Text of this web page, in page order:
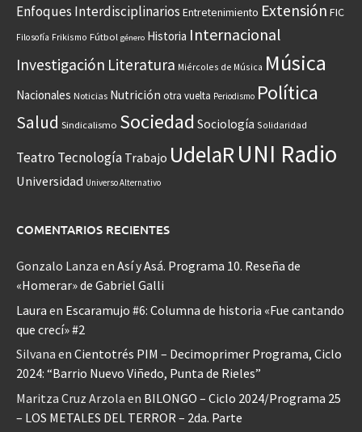
Enfoques Interdisciplinarios Entretenimiento Extensión FIC
Filosofía Frikismo Fútbol género Historia Internacional
Investigación Literatura Miércoles de Música Música
Nacionales Noticias Nutrición otra vuelta Periodismo Política
Salud Sindicalismo Sociedad Sociología Solidaridad
Teatro Tecnología Trabajo UdelaRUNI Radio
Universidad Universo Alternativo
COMENTARIOS RECIENTES
Gonzalo Lanza en Así y Asá. Programa 10. Reseña de
«Homerar» de Gabriel Galli
Laura en Escaramujo #6: Columna de historia «Fue cantando
que crecí» #2
Silvana en Cientotrés PIM – Decimoprimer Programa, Ciclo
2024: “Barrio Nuevo Viñedo, Punta de Rieles”
Maritza Cruz Arzola en BILONGO – Ciclo 2024/Programa 25
– LOS METALES DEL TERROR – 2da. Parte